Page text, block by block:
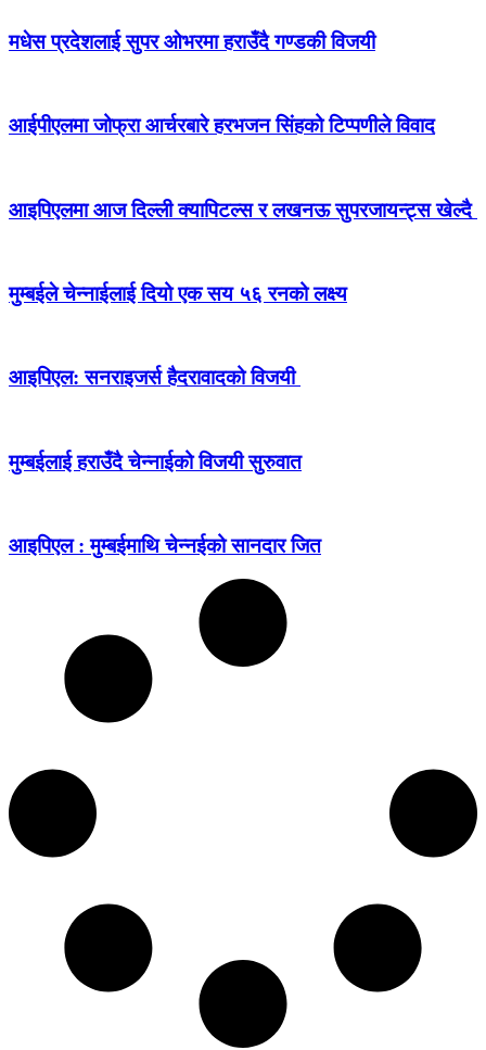
मधेस प्रदेशलाई सुपर ओभरमा हराउँदै गण्डकी विजयी
आईपीएलमा जोफ्रा आर्चरबारे हरभजन सिंहको टिप्पणीले विवाद
आइपिएलमा आज दिल्ली क्यापिटल्स र लखनऊ सुपरजायन्ट्स खेल्दै
मुम्बईले चेन्नाईलाई दियो एक सय ५६ रनको लक्ष्य
आइपिएल: सनराइजर्स हैदरावादको विजयी
मुम्बईलाई हराउँदै चेन्नाईको विजयी सुरुवात
आइपिएल : मुम्बईमाथि चेन्नईको सानदार जित